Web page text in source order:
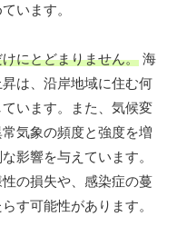
います。
にとどまりません。 海
は、沿岸地域に住む何
います。また、気候変
気象の頻度と強度を増
影響を与えています。
の損失や、感染症の蔓
す可能性があります。